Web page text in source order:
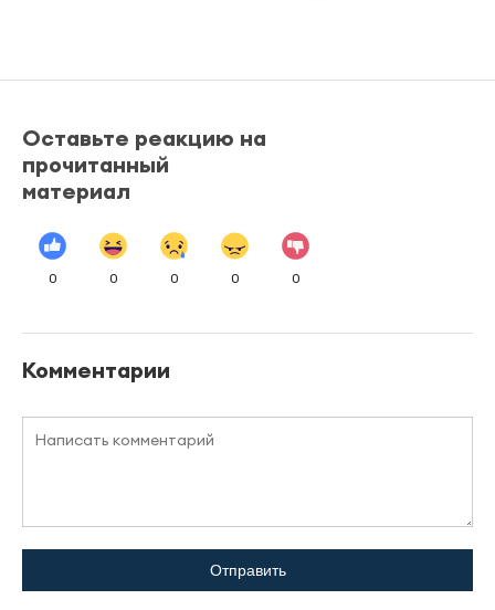
Оставьте реакцию на
прочитанный
материал
0 0 0 0 0
Комментарии
Отправить